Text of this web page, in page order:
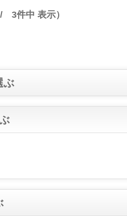
/ 3件中 表示）
ぶ